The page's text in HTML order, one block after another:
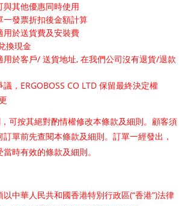
與其他優惠同時使用
一發票折扣後金額計算
用於送貨費及安裝費
換現金
用於客戶/ 送貨地址, 在我們公司沒有退貨/退款
， ERGOBOSS CO LTD 保留最終決定權
可按其絕對酌情權修改本條款及細則。顧客須
訂單前先查閱本條款及細則。訂單一經發出，
時有效的條款及細則。
以中華人民共和國香港特別行政區(“香港”)法律